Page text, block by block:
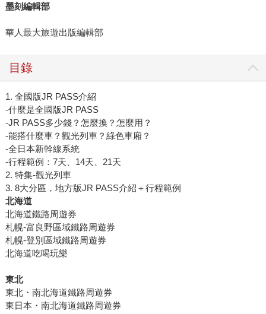
墨刻編輯部
華人最大旅遊出版編輯部
目錄
1. 全國版JR PASS介紹
-什麼是全國版JR PASS
-JR PASS多少錢？怎麼換？怎麼用？
-能搭什麼車？觀光列車？綠色車廂？
-全日本新幹線系統
-行程範例：7天、14天、21天
2. 特集-觀光列車
3. 8大分區，地方版JR PASS介紹＋行程範例
北海道
北海道鐵路周遊券
札幌-富良野區域鐵路周遊券
札幌-登別區域鐵路周遊券
北海道吃喝玩樂
東北
東北・南北海道鐵路周遊券
東日本・南北海道鐵路周遊券